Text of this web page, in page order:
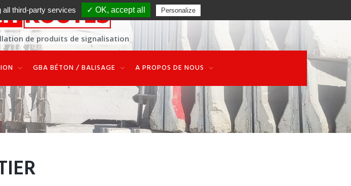
de produits de signalisation
GBA BÉTON / BALISAGE A PROPOS DE NOUS
all third-party services ✓ OK, accept all Personalize